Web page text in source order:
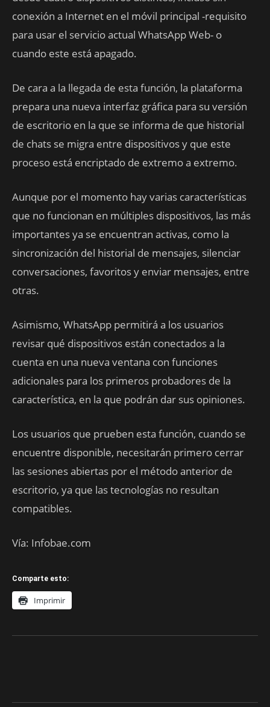
conexión a Internet en el móvil principal -requisito
para usar el servicio actual WhatsApp Web- o
cuando este está apagado.
De cara a la llegada de esta función, la plataforma
prepara una nueva interfaz gráfica para su versión
de escritorio en la que se informa de que historial
de chats se migra entre dispositivos y que este
proceso está encriptado de extremo a extremo.
Aunque por el momento hay varias características
que no funcionan en múltiples dispositivos, las más
importantes ya se encuentran activas, como la
sincronización del historial de mensajes, silenciar
conversaciones, favoritos y enviar mensajes, entre
otras.
Asimismo, WhatsApp permitirá a los usuarios
revisar qué dispositivos están conectados a la
cuenta en una nueva ventana con funciones
adicionales para los primeros probadores de la
característica, en la que podrán dar sus opiniones.
Los usuarios que prueben esta función, cuando se
encuentre disponible, necesitarán primero cerrar
las sesiones abiertas por el método anterior de
escritorio, ya que las tecnologías no resultan
compatibles.
Vía: Infobae.com
Comparte esto:
Imprimir